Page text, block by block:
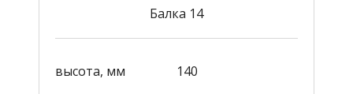
Балка 14
высота, мм
140